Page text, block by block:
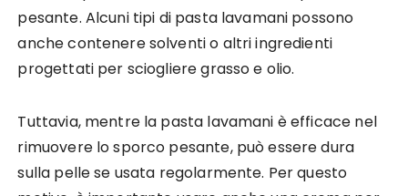
pesante. Alcuni tipi di pasta lavamani possono
anche contenere solventi o altri ingredienti
progettati per sciogliere grasso e olio.
Tuttavia, mentre la pasta lavamani è efficace nel
rimuovere lo sporco pesante, può essere dura
sulla pelle se usata regolarmente. Per questo